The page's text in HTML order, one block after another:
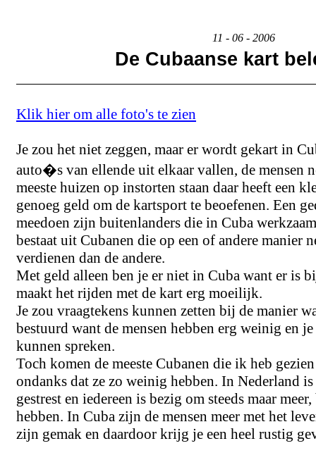
11 - 06 - 2006
De Cubaanse kart
Klik hier om alle foto's te zien
Je zou het niet zeggen, maar er wordt gekart in
auto�s van ellende uit elkaar vallen, de mensen
meeste huizen op instorten staan daar heeft een
genoeg geld om de kartsport te beoefenen. Een
meedoen zijn buitenlanders die in Cuba
bestaat uit Cubanen die op een of andere manier
verdienen dan de andere.
Met geld alleen ben je er niet in Cuba want er is
maakt het rijden met de kart erg moeilijk.
Je zou vraagtekens kunnen zetten bij de manier
bestuurd want de mensen hebben erg weinig en
kunnen spreken.
Toch komen de meeste Cubanen die ik heb
ondanks dat ze zo weinig hebben. In Nederland is
gestrest en iedereen is bezig om steeds maar
hebben. In Cuba zijn de mensen meer met het
zijn gemak en daardoor krijg je een heel rustig